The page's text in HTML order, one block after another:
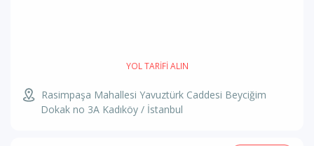
YOL TARIFI ALIN
Rasimpaşa Mahallesi Yavuztürk Caddesi Beyciğim
Dokak no 3A Kadıköy / İstanbul